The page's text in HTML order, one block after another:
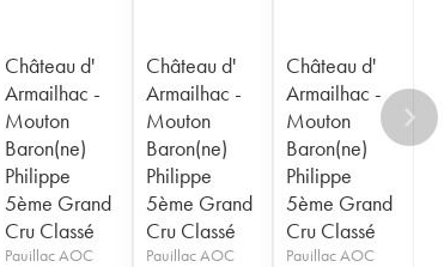
Château d'
Armailhac -
Mouton
Baron(ne)
Philippe
5ème Grand
Cru Classé
Pauillac AOC
Château d'
Armailhac -
Mouton
Baron(ne)
Philippe
5ème Grand
Cru Classé
Pauillac AOC
Château d'
Armailhac -
Mouton
Baron(ne)
Philippe
5ème Grand
Cru Classé
Pauillac AOC